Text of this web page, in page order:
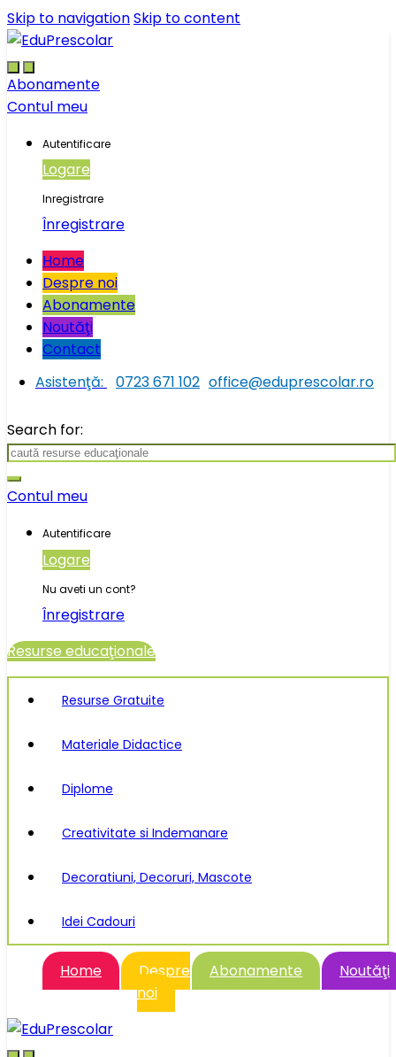
Skip to navigationSkip to content
Abonamente
Contul meu
Autentificare
Logare
Inregistrare
Înregistrare
Home
Despre noi
Abonamente
Noutăţi
Contact
Asistenţă:
0723 671 102 office@eduprescolar.ro
Search for:
Contul meu
Autentificare
Logare
Nu aveti un cont?
Înregistrare
Resurse educaţionale
Resurse Gratuite
Materiale Didactice
Diplome
Creativitate si Indemanare
Decoratiuni, Decoruri, Mascote
Idei Cadouri
Home
Despre
noi
Abonamente Noutăţi